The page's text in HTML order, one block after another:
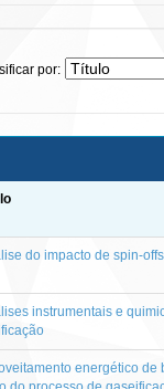
por:
do impacto de spin-
instrumentais e
energético de